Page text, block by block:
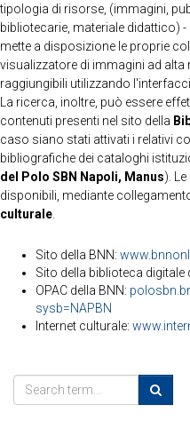
tipologia di risorse, (immagini,
bibliotecarie, materiale didattico) -
mette a disposizione le proprie
visualizzatore di immagini ad
raggiungibili utilizzando
La ricerca, inoltre, può essere
contenuti presenti nel sito della
caso siano stati attivati i relativi
bibliografiche dei cataloghi
del Polo SBN Napoli, Manus).
disponibili, mediante
culturale
Sito della BNN:
Sito della biblioteca digitale
OPAC della BNN:
sysb=NAPBN
Internet culturale: